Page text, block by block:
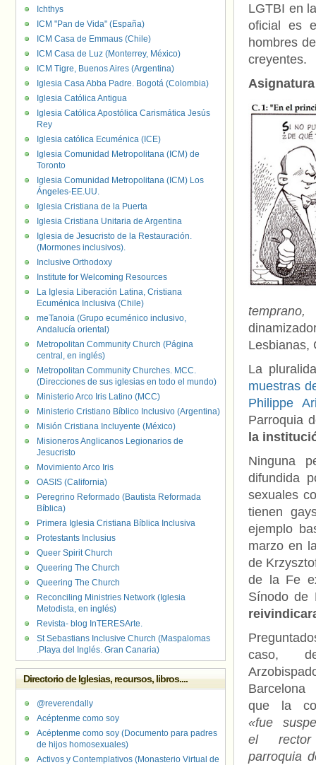
LGTBI en
oficial es
hombres
creyentes.
temprano,
Lesbianas,
La
muestras
Philippe
Parroquia
la
Ninguna
difundida
sexuales
tienen
ejemplo
marzo en
de
de la Fe
Sínodo de
caso,
Barcelona
que la
«fue
el
parroquia
Ichthys
ICM "Pan de Vida" (España)
ICM Casa de Emmaus (Chile)
ICM Casa de Luz (Monterrey, México)
ICM Tigre, Buenos Aires (Argentina)
Iglesia Casa Abba Padre. Bogotá (Colombia)
Iglesia Católica Antigua
Iglesia Católica Apostólica Carismática Jesús
Rey
Iglesia católica Ecuménica (ICE)
Iglesia Comunidad Metropolitana (ICM) de
Toronto
Iglesia Comunidad Metropolitana (ICM) Los
Ángeles-EE.UU.
Iglesia Cristiana de la Puerta
Iglesia Cristiana Unitaria de Argentina
Iglesia de Jesucristo de la Restauración.
(Mormones inclusivos).
Inclusive Orthodoxy
Institute for Welcoming Resources
La Iglesia Liberación Latina, Cristiana
Ecuménica Inclusiva (Chile)
meTanoia (Grupo ecuménico inclusivo,
Andalucía oriental)
Metropolitan Community Church (Página
central, en inglés)
Metropolitan Community Churches. MCC.
(Direcciones de sus iglesias en todo el mundo)
Ministerio Arco Iris Latino (MCC)
Ministerio Cristiano Bíblico Inclusivo (Argentina)
Misión Cristiana Incluyente (México)
Misioneros Anglicanos Legionarios de
Jesucristo
Movimiento Arco Iris
OASIS (California)
Peregrino Reformado (Bautista Reformada
Bíblica)
Primera Iglesia Cristiana Bíblica Inclusiva
Protestants Inclusius
Queer Spirit Church
Queering The Church
Queering The Church
Reconciling Ministries Network (Iglesia
Metodista, en inglés)
Revista- blog InTERESArte.
St Sebastians Inclusive Church (Maspalomas
.Playa del Inglés. Gran Canaria)
Directorio de Iglesias, recursos, libros....
@reverendally
Acéptenme como soy
Acéptenme como soy (Documento para padres
de hijos homosexuales)
Activos y Contemplativos (Monasterio Virtual de